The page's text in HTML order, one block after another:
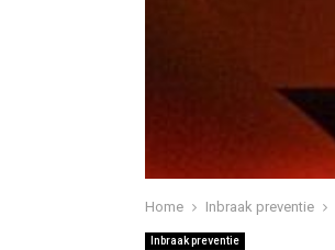
Home Inbraak preventie
Inbraak preventie